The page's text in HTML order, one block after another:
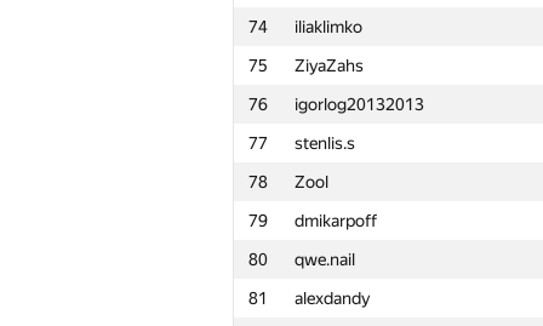
74
iliaklimko
75
ZiyaZahs
76
igorlog20132013
77
stenlis.s
78
Zool
79
dmikarpoff
80
qwe.nail
81
alexdandy
51 VisualMaf
52
dk@lyceum.yaconnect.com
53
harhro94
54
vpike
55
andrew.mischenko8
56
r0bur
57
pulkit96
58
eugene.mikhailoff